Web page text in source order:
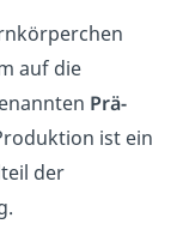
auf die
Prä-
ist ein
der